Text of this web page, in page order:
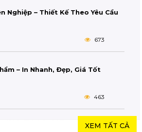
Nghiệp – Thiết Kế Theo Yêu Cầu
673
– In Nhanh, Đẹp, Giá Tốt
463
XEM TẤT CẢ